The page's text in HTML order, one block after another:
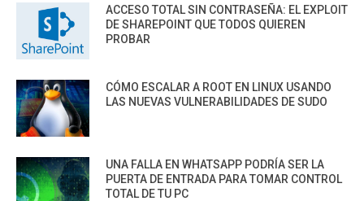
ACCESO TOTAL SIN CONTRASEÑA: EL EXPLOIT
DE SHAREPOINT QUE TODOS QUIEREN
PROBAR
CÓMO ESCALAR A ROOT EN LINUX USANDO
LAS NUEVAS VULNERABILIDADES DE SUDO
UNA FALLA EN WHATSAPP PODRÍA SER LA
PUERTA DE ENTRADA PARA TOMAR CONTROL
TOTAL DE TU PC